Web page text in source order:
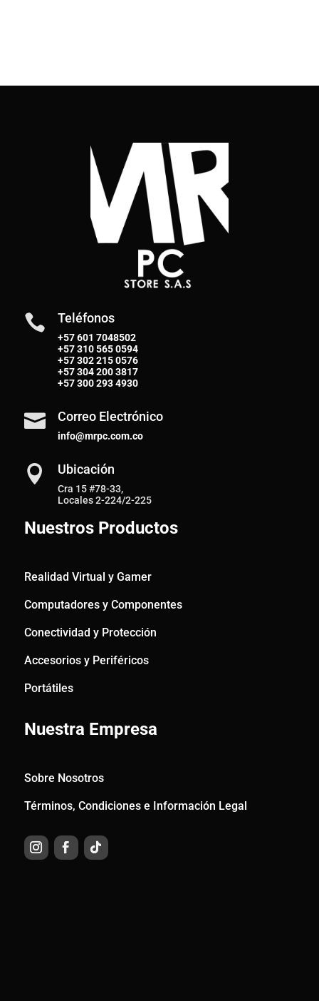
 Teléfonos
+57 601 7048502
+57310 565 0594
+57302 215 0576
+57304 200 3817
+57300 293 4930
 Correo Electrónico
info@mrpc.com.co
 Ubicación
Cra 15 #78-33,
Locales 2-224/2-225
Nuestros Productos
Realidad Virtual y Gamer
Computadores y Componentes
Conectividad y Protección
Accesorios y Periféricos
Portátiles
Nuestra Empresa
Sobre Nosotros
Términos, Condiciones e Información Legal